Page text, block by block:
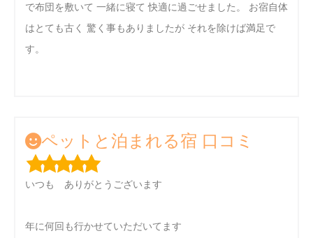
で布団を敷いて 一緒に寝て 快適に過ごせました。 お宿自体
はとても古く 驚く事もありましたが それを除けば満足で
す。
ペットと泊まれる宿 口コミ
いつも ありがとうございます
年に何回も行かせていただいてます